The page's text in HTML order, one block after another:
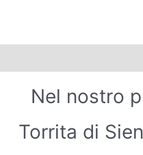
Nel nostro
Torrita di